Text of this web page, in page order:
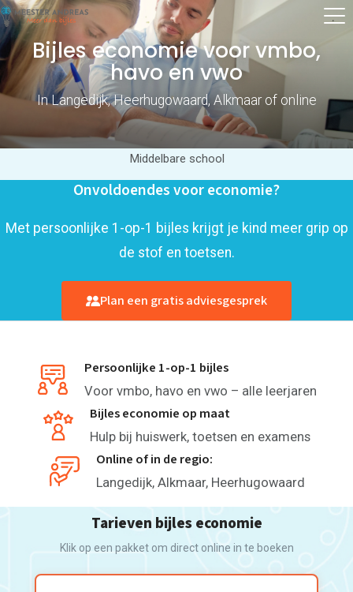
Bijles economie voor vmbo,
havo en vwo
In Langedijk, Heerhugowaard, Alkmaar of online
Middelbare school
Onvoldoendes voor economie?
Met persoonlijke 1-op-1 bijles krijgt je kind meer grip op
de stof en toetsen.
Plan een gratis adviesgesprek
Persoonlijke 1-op-1 bijles
Voor vmbo, havo en vwo – alle leerjaren
Bijles economie op maat
Hulp bij huiswerk, toetsen en examens
Online of in de regio:
Langedijk, Alkmaar, Heerhugowaard
Tarieven bijles economie
Klik op een pakket om direct online in te boeken